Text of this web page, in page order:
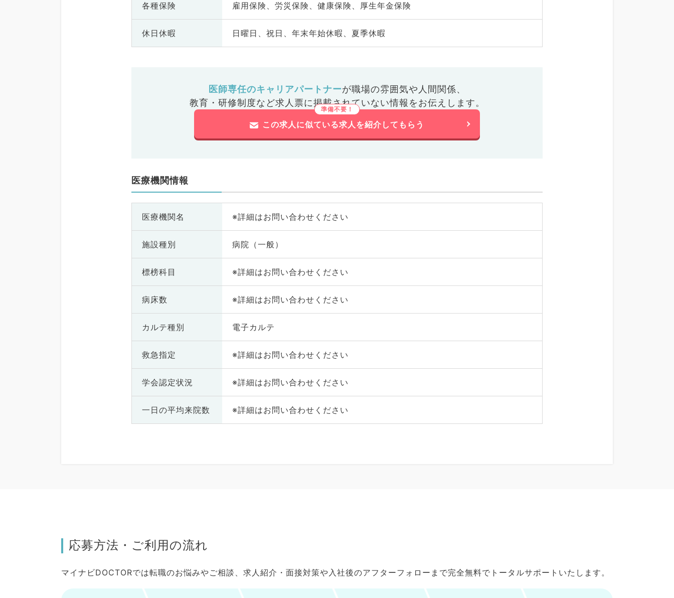
各種保険 雇用保険、労災保険、健康保険、厚生年金保険
休日休暇 日曜日、祝日、年末年始休暇、夏季休暇
医師専任のキャリアパートナーが職場の雰囲気や人間関係、
教育・研修制度など求人票に掲載されていない情報をお伝えします。
この求人に似ている求人を紹介してもらう
医療機関情報
医療機関名 ※詳細はお問い合わせください
施設種別 病院（一般）
標榜科目 ※詳細はお問い合わせください
病床数 ※詳細はお問い合わせください
カルテ種別 電子カルテ
救急指定 ※詳細はお問い合わせください
学会認定状況 ※詳細はお問い合わせください
一日の平均来院数 ※詳細はお問い合わせください
応募方法・ご利用の流れ
マイナビDOCTORでは転職のお悩みやご相談、求人紹介・面接対策や入社後のアフターフォローまで完全無料でトータルサポートいたします。